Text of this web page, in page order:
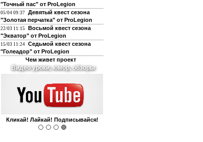
"Точный пас" от ProLegion
05/04 09:37 Девятый квест сезона
"Золотая перчатка" от ProLegion
22/03 11:15
Восьмой квест сезона
"Экватор" от ProLegion
15/03 11:24 Седьмой квест сезона
"Голеадор" от ProLegion
Чем живет проект
Видео уроки, юмор, обзоры
Кликай! Лайкай! Подписывайся!